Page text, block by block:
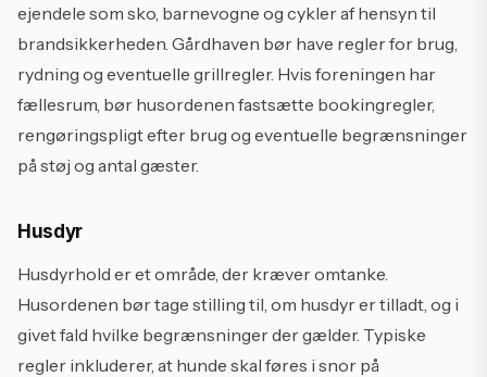
ejendele som sko, barnevogne og cykler af hensyn til
brandsikkerheden. Gårdhaven bør have regler for brug,
rydning og eventuelle grillregler. Hvis foreningen har
fællesrum, bør husordenen fastsætte bookingregler,
rengøringspligt efter brug og eventuelle begrænsninger
på støj og antal gæster.
Husdyr
Husdyrhold er et område, der kræver omtanke.
Husordenen bør tage stilling til, om husdyr er tilladt, og i
givet fald hvilke begrænsninger der gælder. Typiske
regler inkluderer, at hunde skal føres i snor på